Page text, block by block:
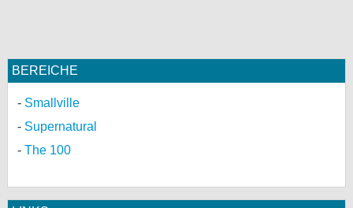
BEREICHE
Smallville
Supernatural
The 100